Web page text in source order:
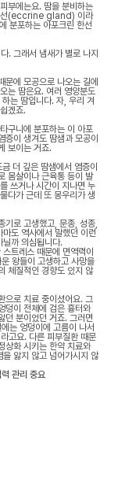
부에는요. 땀을 분비하는
선(eccrine gland) 이라
분포하는 아포크린 한선
. 그래서 냄새가 별로 나지
에 모공으로 나오는 길에
는 땀은요. 여러 영양분도
는 땀입니다. 자, 우리 겨
겠죠.
구니에 분포하는 이 아포
이 생겨도 땀샘과 모공이
보이는 거죠.
더 깊은 땀샘에서 염증이
몸살이나 근육통 등이 발
쓰거나 시간이 지나면 누
다가 근데 또 몽우리가 생
로 고생했고, 문종, 성종,
도 역사에서 말했던 이런
닐까 의심됩니다.
트레스 때문에 면역력이
왕들이 고생하고 사망을
체질적인 경향도 있지 않
으로 치료 중이셨어요. 그
덩이 전체에 검은 흉터와
던 분이었던 거죠. 그러면
는 엉덩이에 고름이 나서
고요. 다른 피부질환 때문
상화 시키는 한약 치료와
앓지 않고 넘어가시지 않
관리 중요